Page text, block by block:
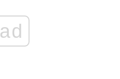
ad